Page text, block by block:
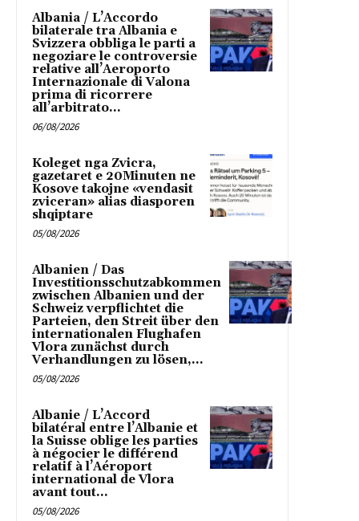
Albania / L’Accordo
bilaterale tra Albania e
Svizzera obbliga le parti a
negoziare le controversie
relative all’Aeroporto
Internazionale di Valona
prima di ricorrere
all’arbitrato...
06/08/2026
Koleget nga Zvicra,
gazetaret e 20Minuten ne
Kosove takojne «vendasit
zviceran» alias diasporen
shqiptare
05/08/2026
Albanien / Das
Investitionsschutzabkommen
zwischen Albanien und der
Schweiz verpflichtet die
Parteien, den Streit über den
internationalen Flughafen
Vlora zunächst durch
Verhandlungen zu lösen,...
05/08/2026
Albanie / L’Accord
bilatéral entre l’Albanie et
la Suisse oblige les parties
à négocier le différend
relatif à l’Aéroport
international de Vlora
avant tout...
05/08/2026